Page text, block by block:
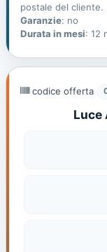
postale del cliente.
Garanzie: no
Durata in mesi: 12
codice offerta
Luce